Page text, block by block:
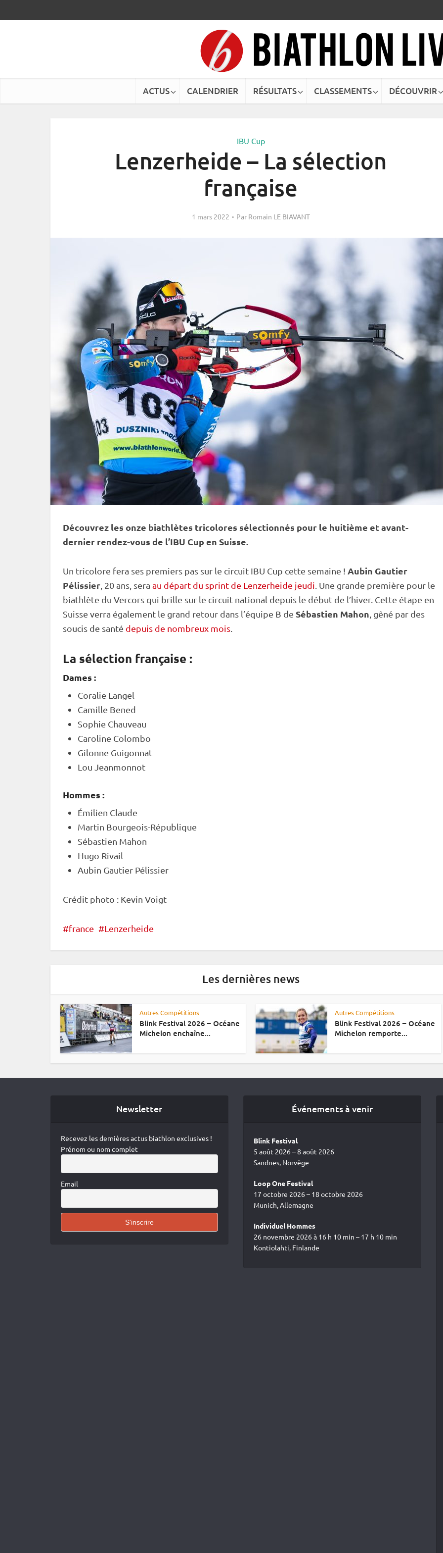
ACTUS CALENDRIER RÉSULTATS CLASSEMENTS DÉCOUVRIR
IBU Cup
Lenzerheide – La sélection
française
1 mars 2022 Par Romain LE BIAVANT
Découvrez les onze biathlètes tricolores sélectionnés pour le huitième et avant-
dernier rendez-vous de l’IBU Cup en Suisse.
Un tricolore fera ses premiers pas sur le circuit IBU Cup cette semaine ! Aubin Gautier
Pélissier , 20 ans, sera au départ du sprint de Lenzerheide jeudi . Une grande première pour le
biathlète du Vercors qui brille sur le circuit national depuis le début de l’hiver. Cette étape en
Suisse verra également le grand retour dans l’équipe B de Sébastien Mahon , gêné par des
soucis de santé depuis de nombreux mois
La sélection française :
Dames :
Coralie Langel
Camille Bened
Sophie Chauveau
Caroline Colombo
Gilonne Guigonnat
Lou Jeanmonnot
Hommes :
Émilien Claude
Martin Bourgeois-République
Sébastien Mahon
Hugo Rivail
Aubin Gautier Pélissier
Crédit photo : Kevin Voigt
france Lenzerheide
Les dernières news
Autres Compétitions
Blink Festival 2026 – Océane
Michelon enchaîne...
Autres Compétitions
Blink Festival 2026 – Océane
Michelon remporte...
Newsletter
Recevez les dernières actus biathlon exclusives !
Prénom ou nom complet
Email
Événements à venir
Blink Festival
5 août 2026 – 8 août 2026
Sandnes, Norvège
Loop One Festival
17 octobre 2026 – 18 octobre 2026
Munich, Allemagne
Individuel Hommes
26 novembre 2026 à 16 h 10 min – 17 h 10 min
Kontiolahti, Finlande